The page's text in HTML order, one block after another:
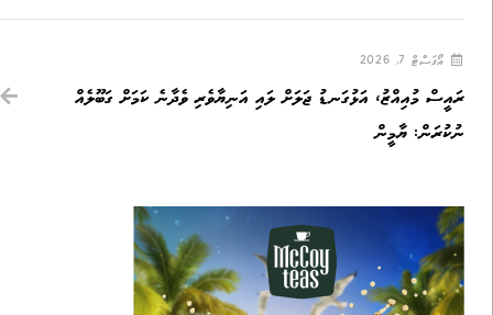
އޯގަސްޓް 7, 2026
ރައީސް މުއިއްޒު، އަޅުގަނޑު ޖަލަށް ލައި އަނިޔާވެރި ވެދާނެ ކަމަށް ގަބޫލެއް
ނުކުރަން: ޔާމީން